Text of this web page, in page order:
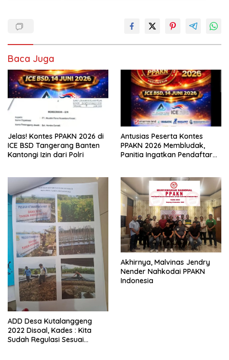
Baca Juga
Jelas! Kontes PPAKN 2026 di
ICE BSD Tangerang Banten
Kantongi Izin dari Polri
Antusias Peserta Kontes
PPAKN 2026 Membludak,
Panitia Ingatkan Pendaftaran
ADD Desa Kutalanggeng
2022 Disoal, Kades : Kita
Sudah Regulasi Sesuai
Akhirnya, Malvinas Jendry
Nender Nahkodai PPAKN
Indonesia